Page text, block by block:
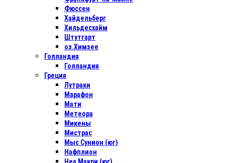
Фюссен
Хайдельберг
Хильдесхайм
Штутгарт
оз.Химзее
Голландия
Голландия
Греция
Лутраки
Марафон
Мати
Метеора
Микены
Мистрас
Мыс Сунион (юг)
Нафплион